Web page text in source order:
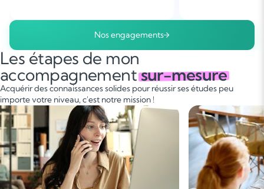
Nos engagements
Les étapes de mon
accompagnementsur-mesure
Acquérir des connaissances solides pour réussir ses études peu
importe votre niveau, c'est notre mission !